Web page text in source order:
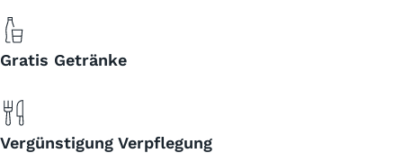
Gratis Getränke
Vergünstigung Verpflegung